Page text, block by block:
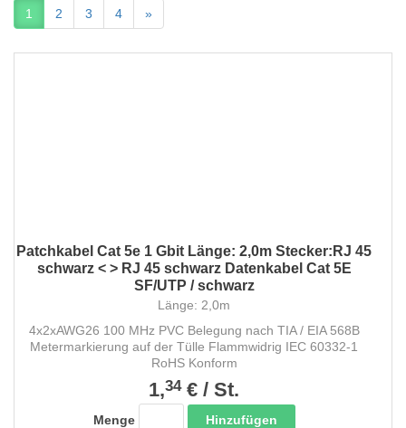
1 2 3 4 »
Patchkabel Cat 5e 1 Gbit Länge: 2,0m Stecker:RJ 45
schwarz < > RJ 45 schwarz Datenkabel Cat 5E
SF/UTP / schwarz
Länge: 2,0m
4x2xAWG26 100 MHz PVC Belegung nach TIA / EIA 568B
Metermarkierung auf der Tülle Flammwidrig IEC 60332-1
RoHS Konform
1,34€ / St.
Menge Hinzufügen